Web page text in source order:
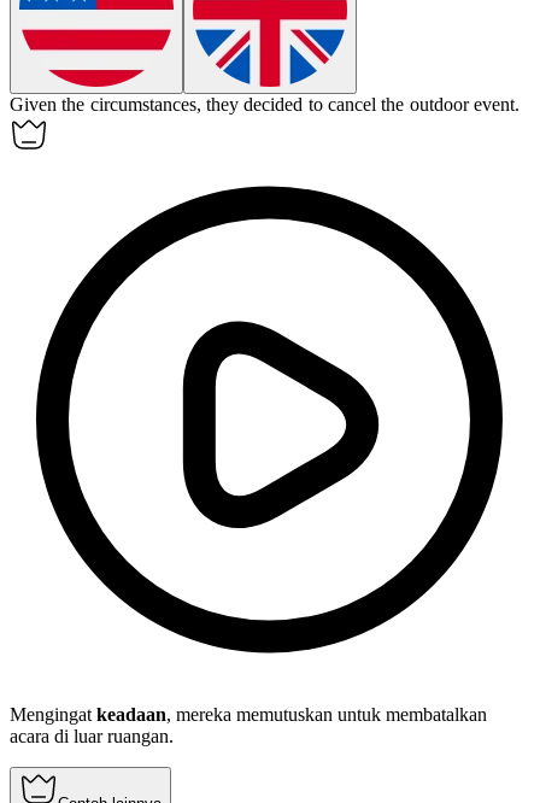
Given the circumstances, they decided to cancel the outdoor event.
Mengingat keadaan, mereka memutuskan untuk membatalkan
acara di luar ruangan.